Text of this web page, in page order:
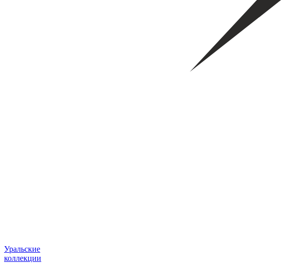
Уральские
коллекции